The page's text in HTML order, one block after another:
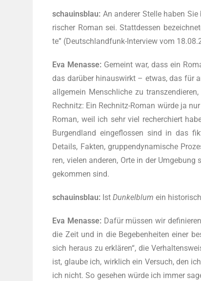
schau­ins­blau: An ande­rer Stel­le haben
ri­scher Roman sei. Statt­des­sen
te” (Deutsch­land­funk-Inter­view vom
Eva Men­as­se: Gemeint war, dass ein
das darüber hin­aus­wirkt – etwas, das für
all­ge­mein Mensch­li­che zu
Rech­nitz: Ein Rech­nitz-Roman würde ja
Roman, weil ich sehr viel recher­chiert
Bur­gend­land ein­ge­flos­sen sind in das
Details, Fak­ten, grup­pen­dy­na­mi­sche
ren, vie­len ande­ren, Orte in der
ge­kom­men sind.
schau­ins­blau: IstDun­kel­blumein
Eva Men­as­se:Dafür müssen wir
die Zeit und in die Bege­ben­hei­ten einer
sich her­aus zu erklären“, die
ist, glau­be ich, wirk­lich ein Ver­such, den
ich nicht. So gese­hen würde ich immer